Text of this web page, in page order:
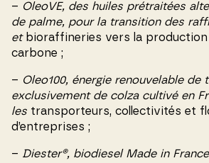
– OleoVE, des huiles prétraitées
de palme, pour la transition des
et bioraffineries vers la production
carbone ;
– Oleo100, énergie renouvelable de
exclusivement de colza cultivé en
les transporteurs, collectivités et
d’entreprises ;
– Diester®, biodiesel Made in